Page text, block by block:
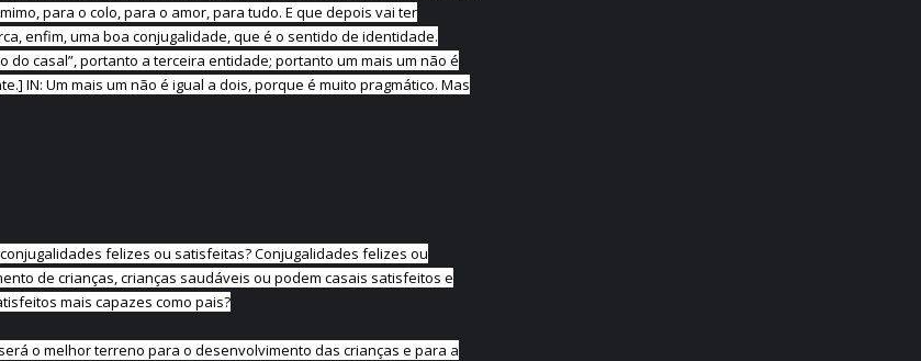
para o colo, para o amor, para tudo. E que depois vai ter
enfim, uma boa conjugalidade, que é o sentido de identidade.
casal”, portanto a terceira entidade; portanto um mais um não é
IN: Um mais um não é igual a dois, porque é muito pragmático. Mas
felizes ou satisfeitas? Conjugalidades felizes ou
de crianças, crianças saudáveis ou podem casais satisfeitos e
mais capazes como pais?
o melhor terreno para o desenvolvimento das crianças e para a